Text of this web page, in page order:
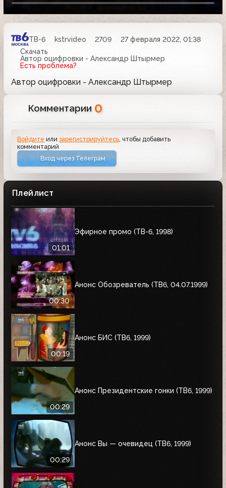
ТВ-6 kstrvideo 2709
27 февраля 2022, 01:38
Скачать
Автор оцифровки - Александр Штырмер
Есть проблема?
Автор оцифровки - Александр Штырмер
Комментарии 0
Войдите илизарегистрируйтесь, чтобы добавить
комментарий
Вход через Телеграм
Плейлист
01:01
Эфирное промо (ТВ-6, 1998)
00:30
Анонс Обозреватель (ТВ6, 04.07.1999)
00:19
Анонс БИС (ТВ6, 1999)
00:29
Анонс Президентские гонки (ТВ6, 1999)
00:29
Анонс Вы — очевидец (ТВ6, 1999)